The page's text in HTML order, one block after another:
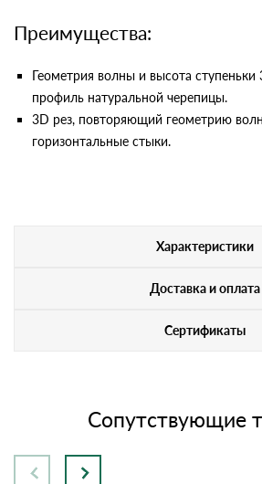
Преимущества:
Геометрия волны и высота
профиль натуральной черепицы.
3D рез, повторяющий геометрию
горизонтальные стыки.
Характеристики
Доставка и оплата
Сертификаты
Сопутствующие